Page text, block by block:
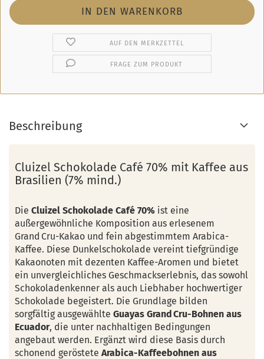
AUF DEN MERKZETTEL
FRAGE ZUM PRODUKT
Beschreibung
Cluizel Schokolade Café 70% mit Kaffee aus
Brasilien (7% mind.)
Die Cluizel Schokolade Café 70% ist eine
außergewöhnliche Komposition aus erlesenem
Grand Cru-Kakao und fein abgestimmtem Arabica-
Kaffee. Diese Dunkelschokolade vereint tiefgründige
Kakaonoten mit dezenten Kaffee-Aromen und bietet
ein unvergleichliches Geschmackserlebnis, das sowohl
Schokoladenkenner als auch Liebhaber hochwertiger
Schokolade begeistert. Die Grundlage bilden
sorgfältig ausgewählte Guayas Grand Cru-Bohnen aus
Ecuador, die unter nachhaltigen Bedingungen
angebaut werden. Ergänzt wird diese Basis durch
schonend geröstete Arabica-Kaffeebohnen aus